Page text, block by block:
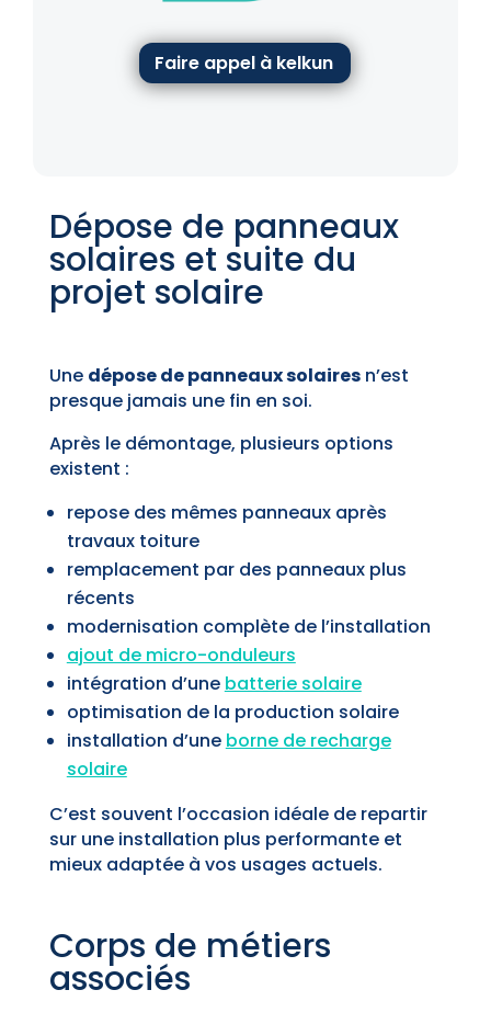
Faire appel à kelkun
Dépose de panneaux
solaires et suite du
projet solaire
Une dépose de panneaux solairesn’est
presque jamais une fin en soi.
Après le démontage, plusieurs options
existent :
repose des mêmes panneaux après
travaux toiture
remplacement par des panneaux plus
récents
modernisation complète de l’installation
ajout de micro-onduleurs
intégration d’une batterie solaire
optimisation de la production solaire
installation d’une borne de recharge
solaire
C’est souvent l’occasion idéale de repartir
sur une installation plus performante et
mieux adaptée à vos usages actuels.
Corps de métiers
associés